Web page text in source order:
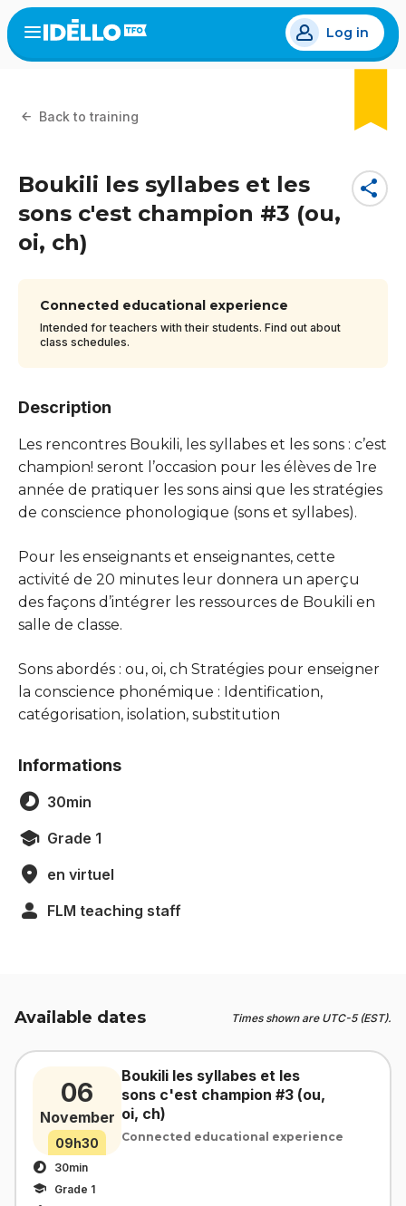
Skip
to
main
Open
menu
Log in
Back to training
Boukili les syllabes et les
sons c'est champion #3 (ou,
oi, ch)
share
Connected educational experience
Intended for teachers with their students. Find out about
class schedules.
Description
Les rencontres Boukili, les syllabes et les sons : c’est
champion! seront l’occasion pour les élèves de 1re
année de pratiquer les sons ainsi que les stratégies
de conscience phonologique (sons et syllabes).
Pour les enseignants et enseignantes, cette
activité de 20 minutes leur donnera un aperçu
des façons d’intégrer les ressources de Boukili en
salle de classe.
Sons abordés : ou, oi, ch Stratégies pour enseigner
la conscience phonémique : Identification,
catégorisation, isolation, substitution
Informations
30min
Grade 1
en virtuel
FLM teaching staff
Available dates Times shown are UTC-5 (EST).
06
November
09h30
Boukili les syllabes et les
sons c'est champion #3 (ou,
oi, ch)
Connected educational experience
30min
Grade 1